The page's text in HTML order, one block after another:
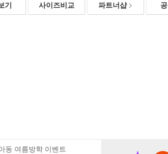
기 사이즈비교 파트너샵
동 여름방학 이벤트